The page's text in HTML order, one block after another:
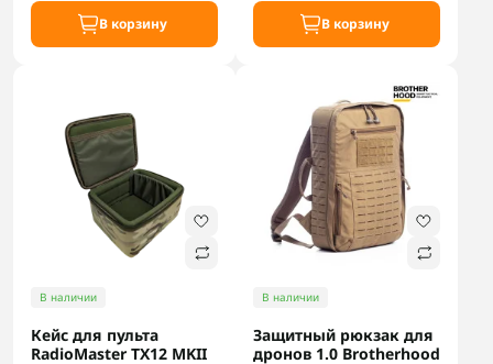
В корзину В корзину
В наличии
Кейс для пульта
RadioMaster TX12 MKII
В наличии
Защитный рюкзак для
дронов 1.0 Brotherhood